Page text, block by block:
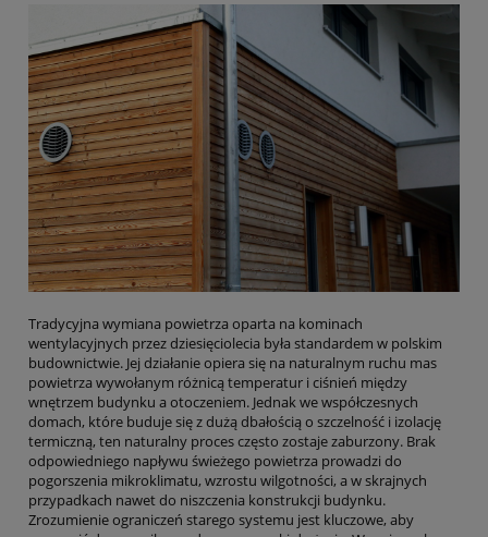
Tradycyjna wymiana powietrza oparta na kominach
wentylacyjnych przez dziesięciolecia była standardem w polskim
budownictwie. Jej działanie opiera się na naturalnym ruchu mas
powietrza wywołanym różnicą temperatur i ciśnień między
wnętrzem budynku a otoczeniem. Jednak we współczesnych
domach, które buduje się z dużą dbałością o szczelność i izolację
termiczną, ten naturalny proces często zostaje zaburzony. Brak
odpowiedniego napływu świeżego powietrza prowadzi do
pogorszenia mikroklimatu, wzrostu wilgotności, a w skrajnych
przypadkach nawet do niszczenia konstrukcji budynku.
Zrozumienie ograniczeń starego systemu jest kluczowe, aby